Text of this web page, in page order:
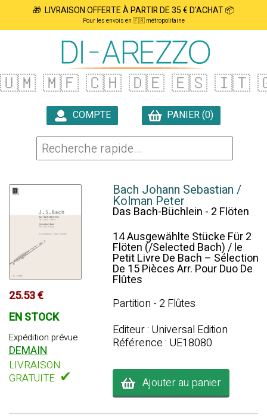
🎁 LIVRAISON OFFERTE À PARTIR DE 35 € D'ACHAT 📦
Pour les envois en 🇫🇷 métropolitaine
🇺🇲 🇲🇫 🇨🇭 🇩🇪 🇪🇸 🇮🇹
COMPTE
PANIER (0)
25.53 €
EN STOCK
Expédition prévue
DEMAIN
LIVRAISON
GRATUITE ✔
Bach Johann Sebastian /
Kolman Peter
Das Bach-Büchlein - 2 Flöten
14 Ausgewählte Stücke Für 2
Flöten (/Selected Bach) / le
Petit Livre De Bach – Sélection
De 15 Pièces Arr. Pour Duo De
Flûtes
Partition - 2 Flûtes
Editeur : Universal Edition
Référence : UE18080
Ajouter au panier